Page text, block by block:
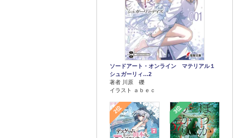
ソードアート・オンライン マテリアル１
シュガーリィ…2
著者 川原 礫
イラスト ａｂｅｃ
2位 3位